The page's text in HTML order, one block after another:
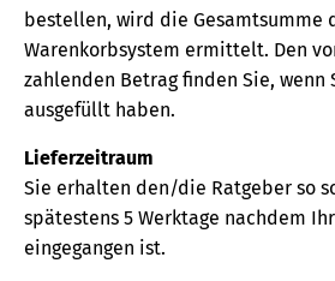
bestellen, wird die Gesamtsumme
Warenkorbsystem ermittelt. Den
zahlenden Betrag finden Sie, wenn
ausgefüllt haben.
Lieferzeitraum
Sie erhalten den/die Ratgeber so
spätestens 5 Werktage nachdem
eingegangen ist.